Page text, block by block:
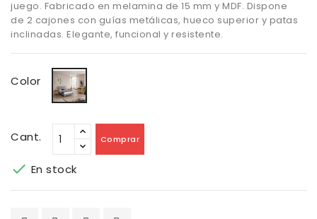
juego. Fabricado en melamina de 15 mm y MDF. Dispone
de 2 cajones con guías metálicas, hueco superior y patas
inclinadas. Elegante, funcional y resistente.
Color Roble
Cant. Comprar
 En stock